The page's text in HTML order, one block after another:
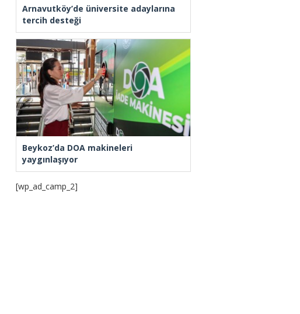
Arnavutköy’de üniversite adaylarına
tercih desteği
Beykoz’da DOA makineleri
yaygınlaşıyor
[wp_ad_camp_2]